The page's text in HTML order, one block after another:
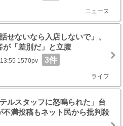
ニュース
せないなら入店しないで」、
が「差別だ」と立腹
1570pv 3件
ライフ
ルスタッフに怒鳴られた」台
不満投稿もネット民から批判殺